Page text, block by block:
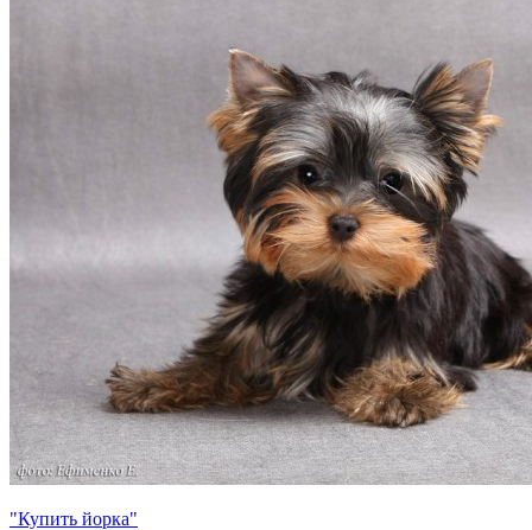
"Купить йорка"